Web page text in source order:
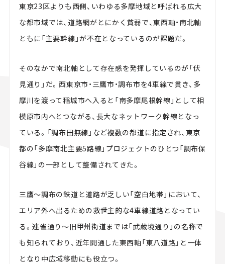
東京23区よりも西側、いわゆる多摩地域と呼ばれる広大
な都市域では、道路網がとにかく貧弱で、東西軸・南北軸
ともに「主要幹線」が不在となっているのが課題だ。
そのなかで南北軸として存在感を発揮しているのが「伏
見通り」だ。西東京市・三鷹市・調布市を4車線で貫き、多
摩川を渡って稲城市へ入ると「南多摩尾根幹線」として相
模原市内へとつながる、長大なネットワーク幹線となっ
ている。「調布田無線」など複数の都道に指定され、東京
都の「多摩南北主要5路線」プロジェクトのひとつ「調布保
谷線」の一部として整備されてきた。
三鷹～調布の鉄道と道路が乏しい「空白地帯」において、
エリア外へ出るための救世主的な4車線道路となってい
る。連雀通り～旧甲州街道までは「武蔵境通り」の名称で
も知られており、近年開通した東西軸「東八道路」と一体
となり中広域移動にも役立つ。